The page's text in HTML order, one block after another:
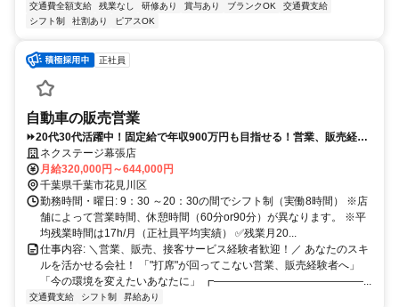
交通費全額支給
残業なし 研修あり 賞与あり ブランクOK
交通費支給
シフト制
社割あり ピアスOK
正社員
自動車の販売営業
⏩️20代30代活躍中！固定給で年収900万円も目指せる！営業、販売経験
者歓迎！キャリアUP上限なし！
ネクステージ幕張店
月給320,000円～644,000円
千葉県千葉市花見川区
勤務時間・曜日: 9：30 ～20：30の間でシフト制（実働8時間） ※店
舗によって営業時間、休憩時間（60分or90分）が異なります。 ※平
均残業時間は17h/月（正社員平均実績） ✅残業月20...
仕事内容: ＼営業、販売、接客サービス経験者歓迎！／ あなたのスキ
ルを活かせる会社！ 「"打席"が回ってこない営業、販売経験者へ」
「今の環境を変えたいあなたに」 ┏――――――――――――――...
交通費支給 シフト制 昇給あり